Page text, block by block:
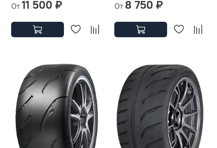
От 11 500 ₽ От 8 750 ₽